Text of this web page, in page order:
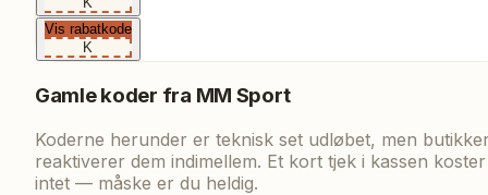
Vis rabatkode
K
Gamle koder fra MM Sport
Koderne herunder er teknisk set udløbet, men
reaktiverer dem indimellem. Et kort tjek i kassen koster
intet — måske er du heldig.